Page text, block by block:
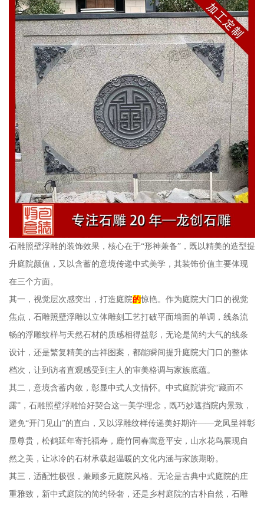
石雕照壁浮雕的装饰效果，核心在于“形神兼备”，既以精美的造型提
升庭院颜值，又以含蓄的意境传递中式美学，其装饰价值主要体现
在三个方面。
其一，视觉层次感突出，打造庭院的惊艳。作为庭院大门口的视觉
焦点，石雕照壁浮雕以立体雕刻工艺打破平面墙面的单调，线条流
畅的浮雕纹样与天然石材的质感相得益彰，无论是简约大气的线条
设计，还是繁复精美的吉祥图案，都能瞬间提升庭院大门口的整体
档次，让到访者直观感受到主人的审美格调与家族底蕴。
其二，意境含蓄内敛，彰显中式人文情怀。中式庭院讲究“藏而不
露”，石雕照壁浮雕恰好契合这一美学理念，既巧妙遮挡院内景致，
避免“开门见山”的直白，又以浮雕纹样传递美好期许——龙凤呈祥彰
显尊贵，松鹤延年寄托福寿，鹿竹同春寓意平安，山水花鸟展现自
然之美，让冰冷的石材承载起温暖的文化内涵与家族期盼。
其三，适配性极强，兼顾多元庭院风格。无论是古典中式庭院的庄
重雅致，新中式庭院的简约轻奢，还是乡村庭院的古朴自然，石雕